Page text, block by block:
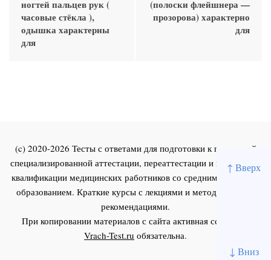
↑ Вверх
↓ Вниз
ногтей пальцев рук (
часовые стёкла ),
одышка характерны
для
(полоски флейшнера —
прозорова) характерно
для
(c) 2020-2026 Тесты с ответами для подготовки к первичной
специализированной аттестации, переаттестации и повышения
квалификации медицинских работников со средним и высшим
образованием. Краткие курсы с лекциями и методическими
рекомендациями.
При копировании материалов с сайта активная ссылка на
Vrach-Test.ru обязательна.